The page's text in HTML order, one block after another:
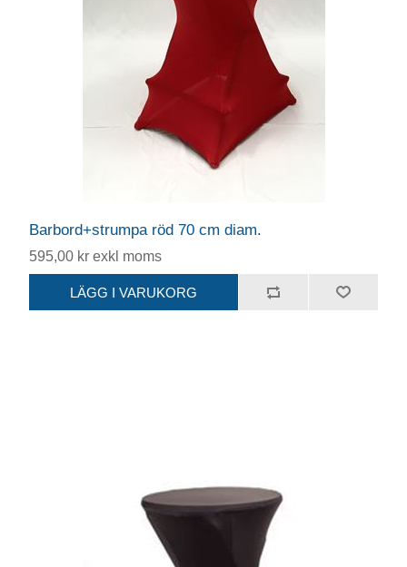
Barbord+strumpa röd 70 cm diam.
595,00 kr exkl moms